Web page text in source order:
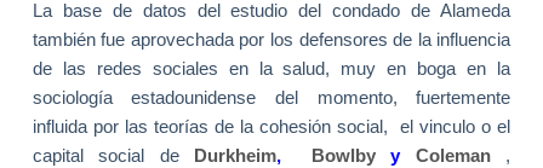
La base de datos del estudio del condado de Alameda
también fue aprovechada por los defensores de la influencia
de las redes sociales en la salud, muy en boga en la
sociología estadounidense del momento, fuertemente
influida por las teorías de la cohesión social, el vinculo o el
capital social de
Durkheim, Bowlbyy Coleman,